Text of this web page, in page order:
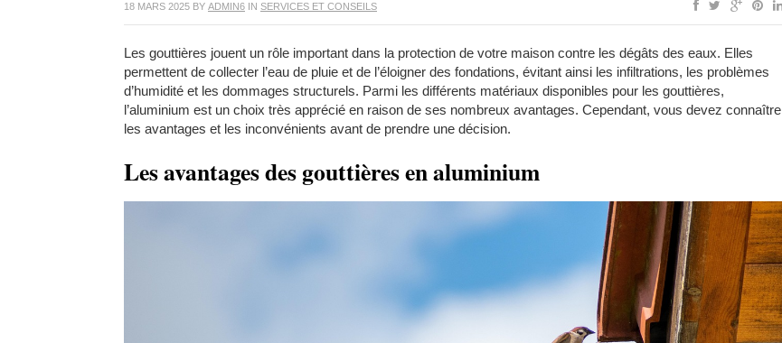
18 MARS 2025 BY ADMIN6 IN SERVICES ET CONSEILS
Les gouttières jouent un rôle important dans la protection de votre maison contre les dégâts des eaux. Elles
permettent de collecter l’eau de pluie et de l’éloigner des fondations, évitant ainsi les infiltrations, les problèmes
d’humidité et les dommages structurels. Parmi les différents matériaux disponibles pour les gouttières,
l’aluminium est un choix très apprécié en raison de ses nombreux avantages. Cependant, vous devez connaître
les avantages et les inconvénients avant de prendre une décision.
Les avantages des gouttières en aluminium